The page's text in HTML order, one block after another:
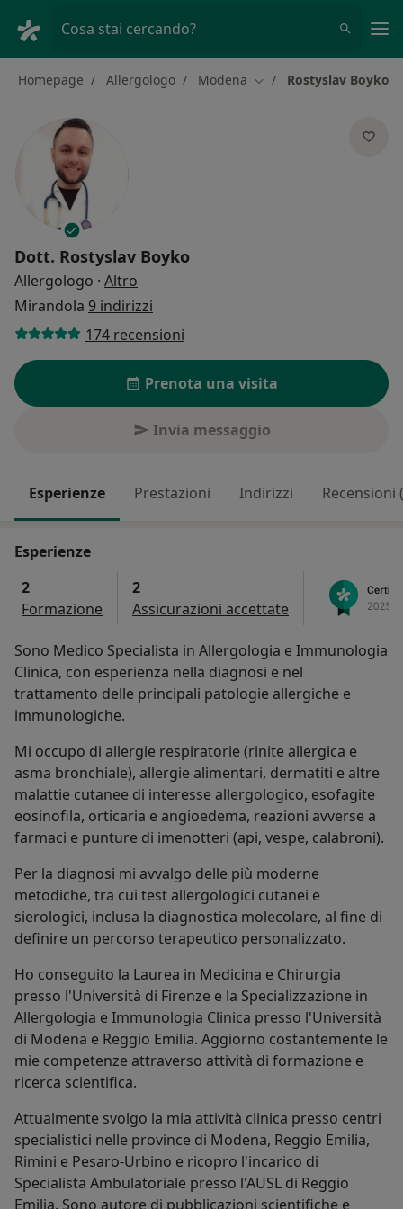
Cosa stai cercando?
Homepage Allergologo Modena Cambia città
Rostyslav Boyko
Dott. Rostyslav Boyko
Allergologo · Altro
Mirandola 9 indirizzi
174 recensioni
Prenota una visita
Invia messaggio
Esperienze Prestazioni Indirizzi Recensioni
Esperienze
2
Formazione
2
Assicurazioni accettate
Sono Medico Specialista in Allergologia e Immunologia
Clinica, con esperienza nella diagnosi e nel
trattamento delle principali patologie allergiche e
immunologiche.
Mi occupo di allergie respiratorie (rinite allergica e
asma bronchiale), allergie alimentari, dermatiti e altre
malattie cutanee di interesse allergologico, esofagite
eosinofila, orticaria e angioedema, reazioni avverse a
farmaci e punture di imenotteri (api, vespe, calabroni).
Per la diagnosi mi avvalgo delle più moderne
metodiche, tra cui test allergologici cutanei e
sierologici, inclusa la diagnostica molecolare, al fine di
definire un percorso terapeutico personalizzato.
Ho conseguito la Laurea in Medicina e Chirurgia
presso l'Università di Firenze e la Specializzazione in
Allergologia e Immunologia Clinica presso l'Università
di Modena e Reggio Emilia. Aggiorno costantemente le
mie competenze attraverso attività di formazione e
ricerca scientifica.
Attualmente svolgo la mia attività clinica presso centri
specialistici nelle province di Modena, Reggio Emilia,
Rimini e Pesaro-Urbino e ricopro l'incarico di
Specialista Ambulatoriale presso l'AUSL di Reggio
Emilia. Sono autore di pubblicazioni scientifiche e